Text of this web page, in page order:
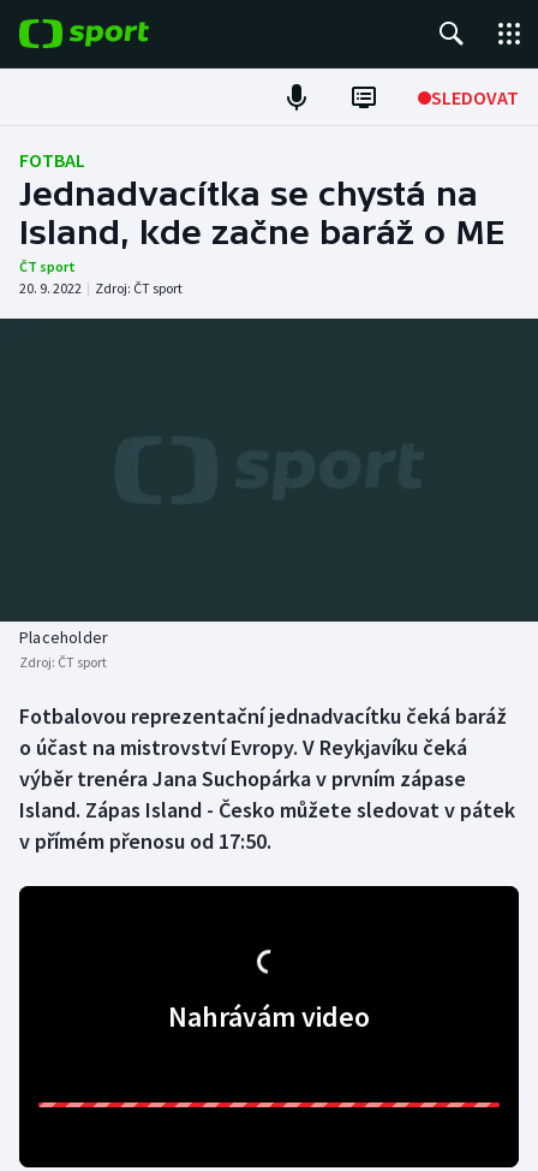
SLEDOVAT
Fotbal
Hokej
Tenis
Atletika
Biatlon
Boby a skeleton
Box
Curling
Aplikace ČT sport
AZ kvíz
FOTBAL
Jednadvacítka se chystá na
Island, kde začne baráž o ME
ČT sport
20. 9. 2022 | Zdroj: ČT sport
Placeholder
Zdroj: ČT sport
Fotbalovou reprezentační jednadvacítku čeká baráž
o účast na mistrovství Evropy. V Reykjavíku čeká
výběr trenéra Jana Suchopárka v prvním zápase
Island. Zápas Island - Česko můžete sledovat v pátek
v přímém přenosu od 17:50.
Nahrávám video